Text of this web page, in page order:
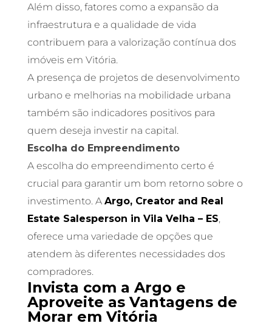
Além disso, fatores como a expansão da
infraestrutura e a qualidade de vida
contribuem para a valorização contínua dos
imóveis em Vitória.
A presença de projetos de desenvolvimento
urbano e melhorias na mobilidade urbana
também são indicadores positivos para
quem deseja investir na capital.
Escolha do Empreendimento
A escolha do empreendimento certo é
crucial para garantir um bom retorno sobre o
investimento. A Argo, Creator and Real
Estate Salesperson in Vila Velha – ES,
oferece uma variedade de opções que
atendem às diferentes necessidades dos
compradores.
Invista com a Argo e
Aproveite as Vantagens de
Morar em Vitória